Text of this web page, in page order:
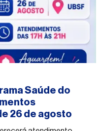
Saúde do
26 de agosto